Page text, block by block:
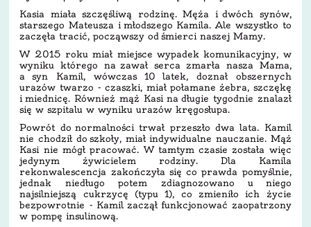
Kasia miała szczęśliwą rodzinę. Męża i dwóch synów,
starszego Mateusza i młodszego Kamila. Ale wszystko to
zaczęła tracić, począwszy od śmierci naszej Mamy.
W 2015 roku miał miejsce wypadek komunikacyjny, w
wyniku którego na zawał serca zmarła nasza Mama,
a syn Kamil, wówczas 10 latek, doznał obszernych
urazów twarzo - czaszki, miał połamane żebra, szczękę
i miednicę. Również mąż Kasi na długie tygodnie znalazł
się w szpitalu w wyniku urazów kręgosłupa.
Powrót do normalności trwał przeszło dwa lata. Kamil
nie chodził do szkoły, miał indywidualne nauczanie. Mąż
Kasi nie mógł pracować. W tamtym czasie została więc
jedynym żywicielem rodziny. Dla Kamila
rekonwalescencja zakończyła się co prawda pomyślnie,
jednak niedługo potem zdiagnozowano u niego
najsilniejszą cukrzycę (typu 1), co zmieniło ich życie
bezpowrotnie - Kamil zaczął funkcjonować zaopatrzony
w pompę insulinową.